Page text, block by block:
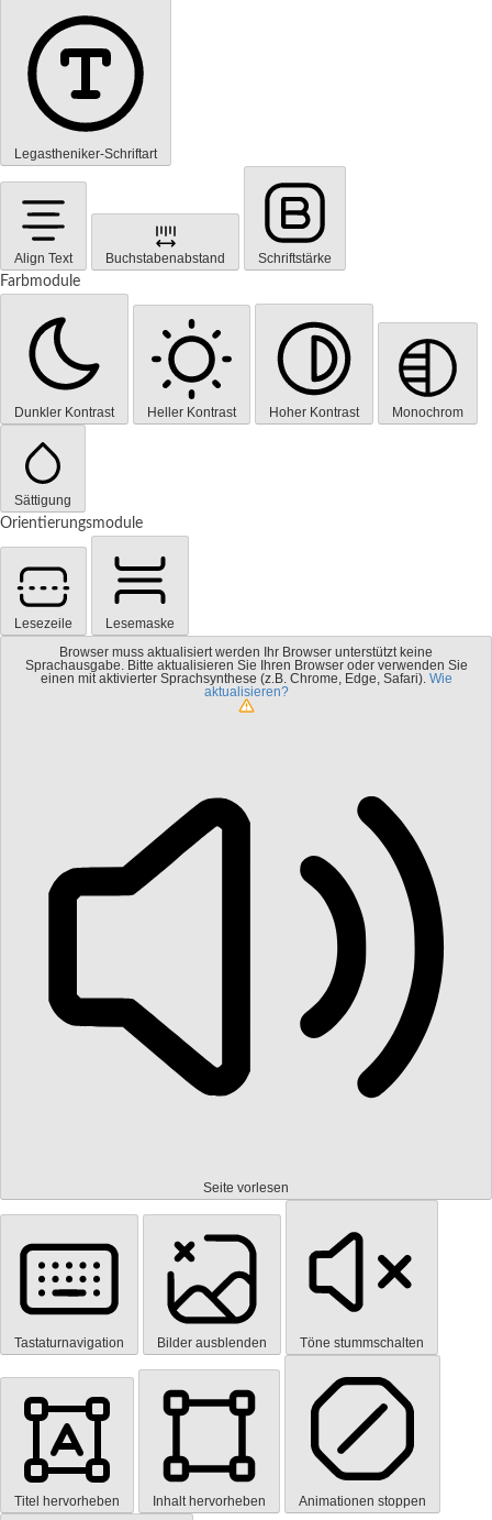
Legastheniker-Schriftart
Align Text Buchstabenabstand
Schriftstärke
Farbmodule
Dunkler Kontrast Heller Kontrast Hoher Kontrast Monochrom
Sättigung
Orientierungsmodule
Lesezeile
Lesemaske
Browser muss aktualisiert werden Ihr Browser unterstützt keine
Sprachausgabe. Bitte aktualisieren Sie Ihren Browser oder verwenden Sie
einen mit aktivierter Sprachsynthese (z.B. Chrome, Edge, Safari). Wie
aktualisieren?
Seite vorlesen
Tastaturnavigation Bilder ausblenden Töne stummschalten
Titel hervorheben Inhalt hervorheben Animationen stoppen